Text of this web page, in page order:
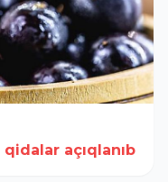
qidalar açıqlanıb